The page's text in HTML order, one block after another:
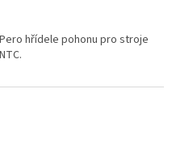
Pero hřídele pohonu pro stroje
NTC.